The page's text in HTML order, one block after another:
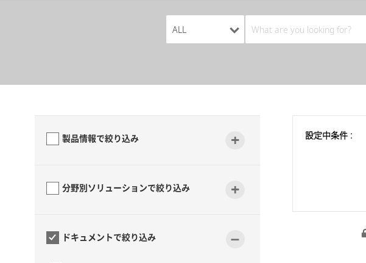
製品情報で絞り込み +
分野別ソリューションで絞り込み +
ドキュメントで絞り込み -
設定中条件 :